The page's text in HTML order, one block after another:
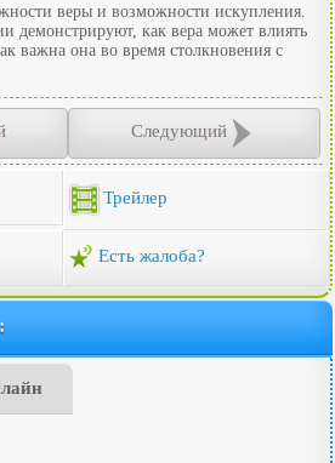
веры и возможности искупления.
демонстрируют, как вера может влиять
важна она во время столкновения с
Следующий
Трейлер
Есть жалоба?